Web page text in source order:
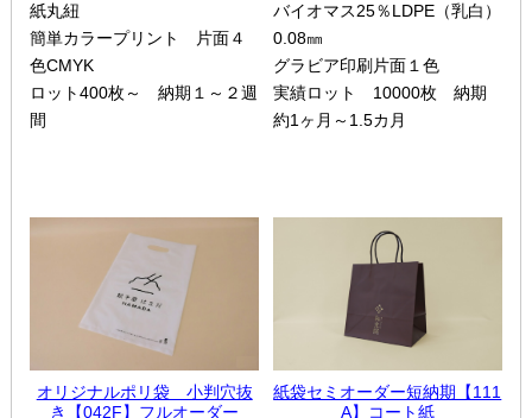
紙丸紐
簡単カラープリント 片面４
色CMYK
ロット400枚～ 納期１～２週
間
バイオマス25％LDPE（乳白）
0.08㎜
グラビア印刷片面１色
実績ロット 10000枚 納期
約1ヶ月～1.5カ月
オリジナルポリ袋 小判穴抜
き【042F】フルオーダー
紙袋セミオーダー短納期【111
A】コート紙